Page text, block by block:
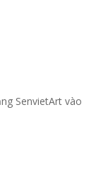
SenvietArt vào